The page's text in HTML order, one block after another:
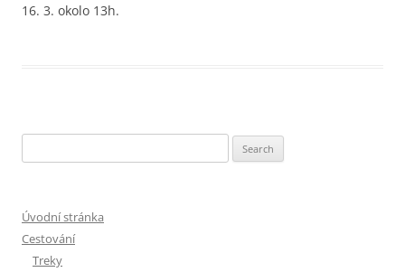
16. 3. okolo 13h.
for:
Úvodní stránka
Cestování
Treky